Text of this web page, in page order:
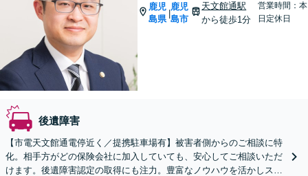
鹿児
島県
|
鹿児
島市
天文館通駅
から徒歩1分
営業時間：本
日定休日
後遺障害
【市電天文館通電停近く／提携駐車場有】被害者側からのご相談に特
化。相手方がどの保険会社に加入していても、安心してご相談いただ
けます。後遺障害認定の取得にも注力。豊富なノウハウを活かしスム